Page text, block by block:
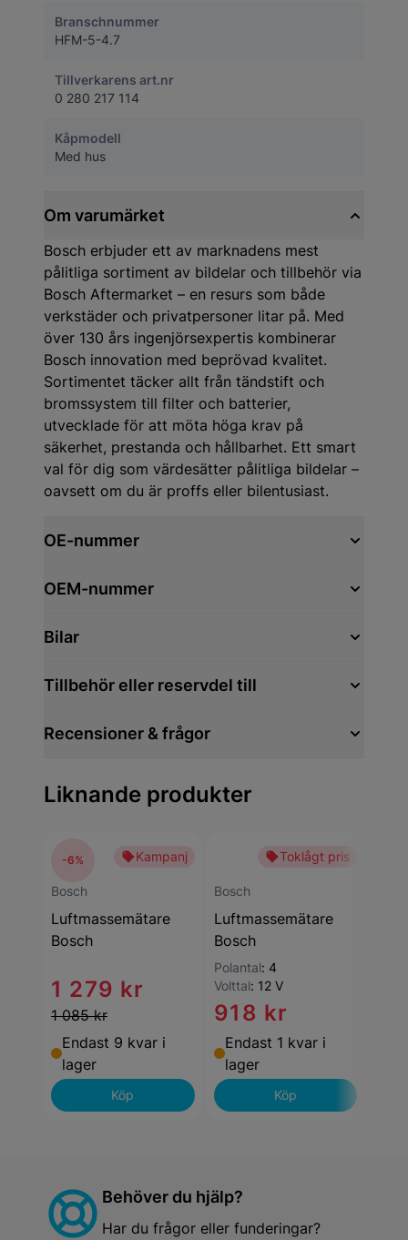
Branschnummer
HFM-5-4.7
Tillverkarens art.nr
0 280 217 114
Kåpmodell
Med hus
Om varumärket
Bosch erbjuder ett av marknadens mest
pålitliga sortiment av bildelar och tillbehör via
Bosch Aftermarket – en resurs som både
verkstäder och privatpersoner litar på. Med
över 130 års ingenjörsexpertis kombinerar
Bosch innovation med beprövad kvalitet.
Sortimentet täcker allt från tändstift och
bromssystem till filter och batterier,
utvecklade för att möta höga krav på
säkerhet, prestanda och hållbarhet. Ett smart
val för dig som värdesätter pålitliga bildelar –
oavsett om du är proffs eller bilentusiast.
OE-nummer
OEM-nummer
Bilar
Tillbehör eller reservdel till
Recensioner & frågor
Liknande produkter
Kampanj
Bosch
Luftmassemätare
Bosch
-6%
1 279 kr
1 085 kr
Endast 9 kvar i
lager
Köp
Toklågt pris
Bosch
Luftmassemätare
Bosch
Polantal: 4
Volttal: 12 V
918 kr
Endast 1 kvar i
lager
Köp
Behöver du hjälp?
Har du frågor eller funderingar?